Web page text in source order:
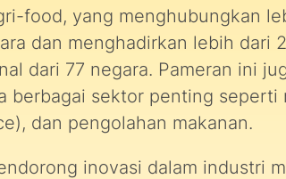
food, yang menghubungkan
dan menghadirkan lebih dari
dari 77 negara. Pameran ini
berbagai sektor penting seperti
dan pengolahan makanan.
inovasi dalam industri